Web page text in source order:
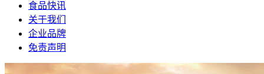
食品快讯
关于我们
企业品牌
免责声明